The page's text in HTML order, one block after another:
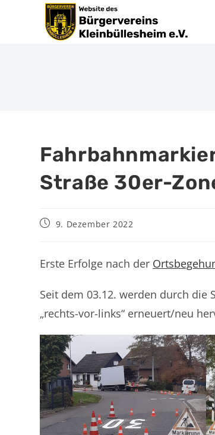
Straße 30er-
9. Dezember 2022
Erste Erfolge nach der
Seit dem 03.12. werden durch die
„rechts-vor-links“ erneuert/neu